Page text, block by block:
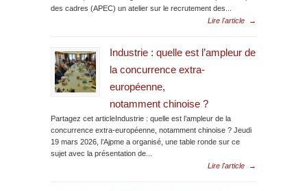
des cadres (APEC) un atelier sur le recrutement des...
Lire l'article
→
Industrie : quelle est l’ampleur de
la concurrence extra-
européenne,
notamment chinoise ?
Partagez cet articleIndustrie : quelle est l’ampleur de la
concurrence extra-européenne, notamment chinoise ? Jeudi
19 mars 2026, l’Ajpme a organisé, une table ronde sur ce
sujet avec la présentation de...
Lire l'article
→